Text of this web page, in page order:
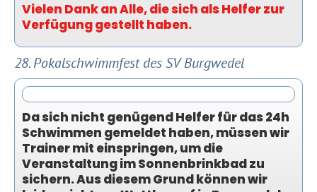
Vielen Dank an Alle, die sich als Helfer zur
Verfügung gestellt haben.
28. Pokalschwimmfest des SV Burgwedel
Da sich nicht genügend Helfer für das 24h
Schwimmen gemeldet haben, müssen wir
Trainer mit einspringen, um die
Veranstaltung im Sonnenbrinkbad zu
sichern. Aus diesem Grund können wir